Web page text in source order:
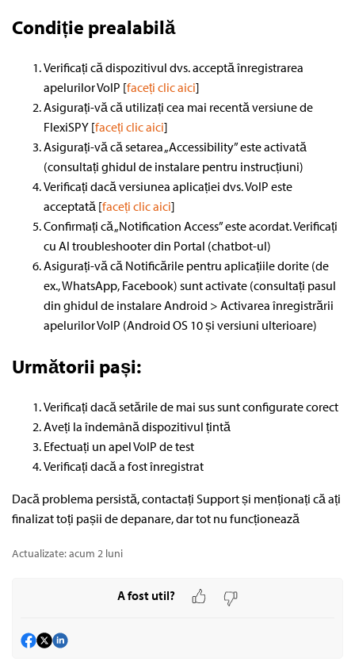
Condiție prealabilă
Verificați că dispozitivul dvs. acceptă înregistrarea
apelurilor VoIP [faceți clic aici]
Asigurați-vă că utilizați cea mai recentă versiune de
FlexiSPY [faceți clic aici]
Asigurați-vă că setarea „Accessibility” este activată
(consultați ghidul de instalare pentru instrucțiuni)
Verificați dacă versiunea aplicației dvs. VoIP este
acceptată [faceți clic aici]
Confirmați că „Notification Access” este acordat. Verificați
cu AI troubleshooter din Portal (chatbot-ul)
Asigurați-vă că Notificările pentru aplicațiile dorite (de
ex., WhatsApp, Facebook) sunt activate (consultați pasul
din ghidul de instalare Android > Activarea înregistrării
apelurilor VoIP (Android OS 10 și versiuni ulterioare)
Următorii pași:
Verificați dacă setările de mai sus sunt configurate corect
Aveți la îndemână dispozitivul țintă
Efectuați un apel VoIP de test
Verificați dacă a fost înregistrat
Dacă problema persistă, contactați Support și menționați că ați
finalizat toți pașii de depanare, dar tot nu funcționează
Actualizate:acum 2 luni
A fost util?